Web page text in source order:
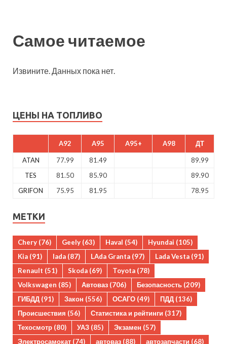
Самое читаемое
Извините. Данных пока нет.
ЦЕНЫ НА ТОПЛИВО
A92 A95 A95+ A98 ДТ
ATAN 77.99 81.49
89.99
TES
81.50 85.90
89.90
GRIFON
75.95 81.95 78.95
МЕТКИ
Chery (76) Geely (63) Haval (54) Hyundai (105)
Kia (91) lada (87) LAda Granta (97) Lada Vesta (91)
Renault (51) Skoda (69) Toyota (78)
Volkswagen (85) Автоваз (706) Безопасность (209)
ГИБДД (91) Закон (556) ОСАГО (49) ПДД (136)
Происшествия (56) Статистика и рейтинги (317)
Техосмотр (80) УАЗ (85) Экзамен (57)
Электросамокат (74) автоваз (88) автозапчасти (68)